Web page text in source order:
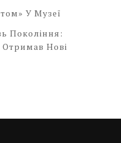
У Музеї
Покоління:
Отримав Нові